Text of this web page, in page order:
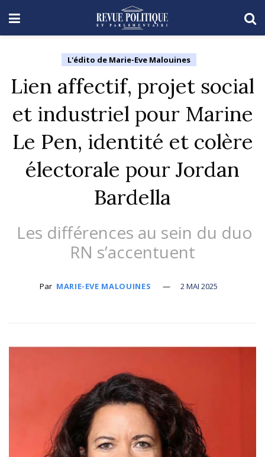
L'édito de Marie-Eve Malouines
Lien affectif, projet social
et industriel pour Marine
Le Pen, identité et colère
électorale pour Jordan
Bardella
Les différences au sein du duo
RN s’accentuent
Par MARIE-EVE MALOUINES 2 MAI 2025